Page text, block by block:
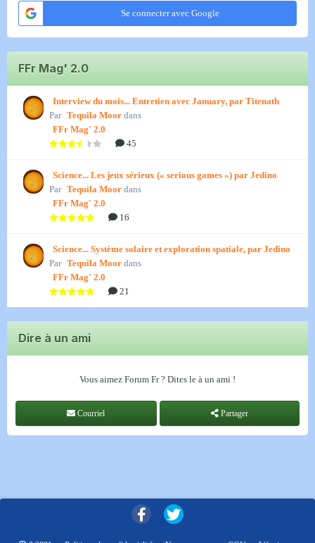
Se connecter avec Google
FFr Mag' 2.0
Interview du mois... Entretien avec January, par Titenath
Par Tequila Moor dans
FFr Mag' 2.0
45
Science... Les jeux sérieux (« serious games ») par Jedino
Par Tequila Moor dans
FFr Mag' 2.0
16
Science... Système solaire et exploration spatiale, par Jedino
Par Tequila Moor dans
FFr Mag' 2.0
21
Dire à un ami
Vous aimez Forum Fr ? Dites le à un ami !
Courriel Partager